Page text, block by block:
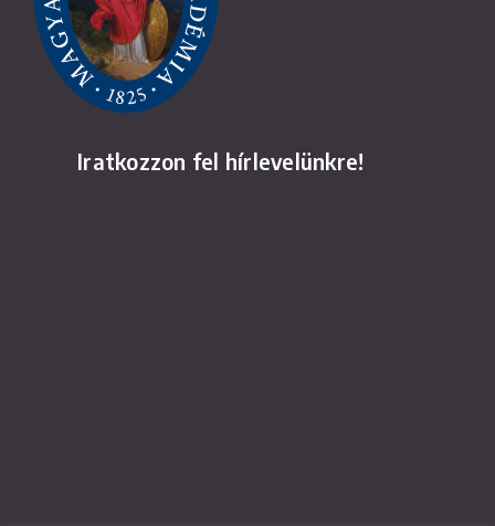
Iratkozzon fel hírlevelünkre!